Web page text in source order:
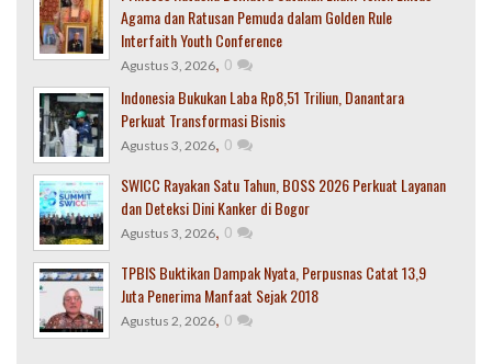
Agama dan Ratusan Pemuda dalam Golden Rule
Interfaith Youth Conference
Agustus 3, 2026, 0
Indonesia Bukukan Laba Rp8,51 Triliun, Danantara
Perkuat Transformasi Bisnis
Agustus 3, 2026, 0
SWICC Rayakan Satu Tahun, BOSS 2026 Perkuat Layanan
dan Deteksi Dini Kanker di Bogor
Agustus 3, 2026, 0
TPBIS Buktikan Dampak Nyata, Perpusnas Catat 13,9
Juta Penerima Manfaat Sejak 2018
Agustus 2, 2026, 0